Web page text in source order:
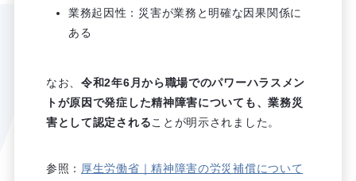
業務起因性：災害が業務と明確な因果関係に
ある
なお、令和2年6月から職場でのパワーハラスメン
トが原因で発症した精神障害についても、業務災
害として認定されることが明示されました。
参照： 厚生労働省｜精神障害の労災補償について